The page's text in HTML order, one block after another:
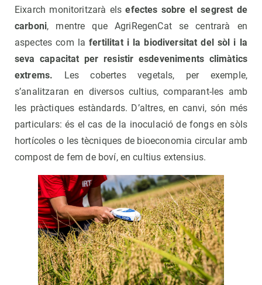
Eixarch monitoritzarà elsefectes sobre el segrest de
carboni, mentre que AgriRegenCat se centrarà en
aspectes com lafertilitat i la biodiversitat del sòl i la
seva capacitat per resistir esdeveniments climàtics
extrems.
Les cobertes vegetals, per exemple,
s’analitzaran en diversos cultius, comparant-les amb
les pràctiques estàndards. D’altres, en canvi, són més
particulars: és el cas de la inoculació de fongs en sòls
hortícoles o les tècniques de bioeconomia circular amb
compost de fem de boví, en cultius extensius.